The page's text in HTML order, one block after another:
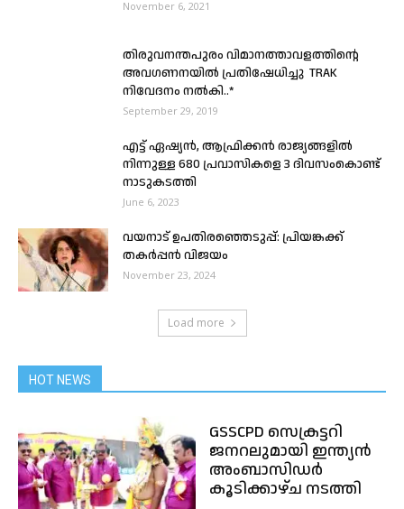
November 6, 2021
തിരുവനന്തപുരം വിമാനത്താവളത്തിന്റെ
അവഗണനയിൽ പ്രതിഷേധിച്ചു TRAK
നിവേദനം നൽകി..*
September 29, 2019
എട്ട് ഏഷ്യൻ, ആഫ്രിക്കൻ രാജ്യങ്ങളിൽ
നിന്നുള്ള 680 പ്രവാസികളെ 3 ദിവസംകൊണ്ട്
നാടുകടത്തി
June 6, 2023
വയനാട് ഉപതിരഞ്ഞെടുപ്പ്: പ്രിയങ്കക്ക്
തകർപ്പൻ വിജയം
November 23, 2024
Load more
HOT NEWS
GSSCPD സെക്രട്ടറി
ജനറലുമായി ഇന്ത്യൻ
അംബാസിഡർ
കൂടിക്കാഴ്ച നടത്തി